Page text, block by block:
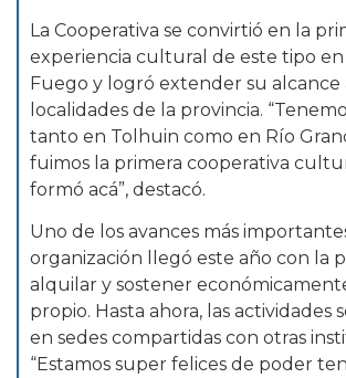
La Cooperativa se convirtió en la
experiencia cultural de este tipo en
Fuego y logró extender su alcance
localidades de la provincia.
tanto en Tolhuin como en Río
fuimos la primera cooperativa
formó acá”, destacó.
Uno de los avances más
organización llegó este año con la
alquilar y sostener
propio. Hasta ahora, las actividades
en sedes compartidas con otras
“Estamos super felices de poder